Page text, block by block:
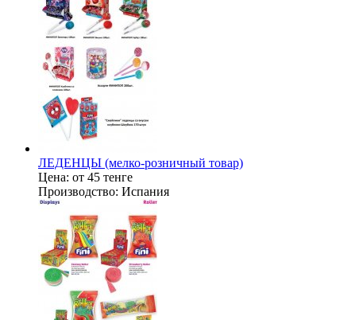
ЛЕДЕНЦЫ (мелко-розничный товар)
Цена: от 45 тенге
Производство: Испания